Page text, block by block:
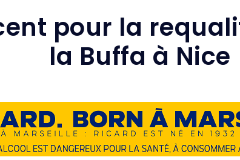
pour la
la Buffa à Nice